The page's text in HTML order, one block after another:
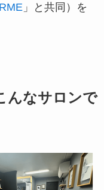
」と共同）を
んなサロンで